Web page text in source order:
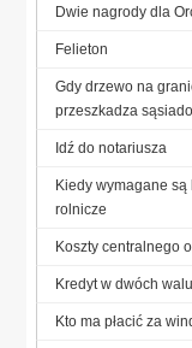
Dwie nagrody dla
Felieton
Gdy drzewo na
przeszkadza
Idź do notariusza
Kiedy wymagane są
rolnicze
Koszty centralnego
Kredyt w dwóch
Kto ma płacić za